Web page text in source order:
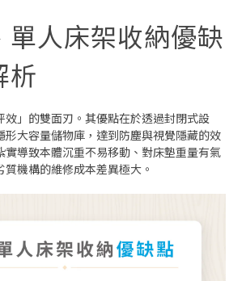
單人床架收納優缺
析
效」的雙面刃。其優點在於透過封閉式設
形大容量儲物庫，達到防塵與視覺隱藏的效
實導致本體沉重不易移動、對床墊重量有氣
機構的維修成本差異極大。